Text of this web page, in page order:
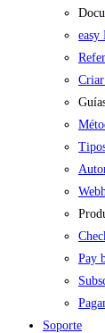
easy
Pay
Soporte